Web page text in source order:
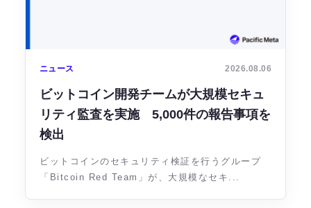
ニュース 2026.08.06
ビットコイン開発チームが大規模セキュ
リティ監査を実施 5,000件の報告事項を
検出
ビットコインのセキュリティ検証を行うグループ
「Bitcoin Red Team」が、大規模なセキ...